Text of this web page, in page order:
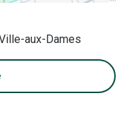
Nos
Tous nos
aux-Dames